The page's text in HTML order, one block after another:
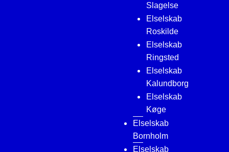
Slagelse
Elselskab
Roskilde
Elselskab
Ringsted
Elselskab
Kalundborg
Elselskab
Køge
Elselskab
Bornholm
Elselskab